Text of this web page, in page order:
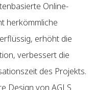
Online-
herkömmliche
erhöht die
verbessert die
des Projekts.
Design von AGLS